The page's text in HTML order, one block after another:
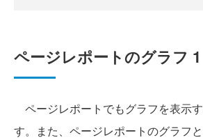
ページレポートのグラフ 1
ページレポートでもグラフを表示
す。また、ページレポートのグラフ